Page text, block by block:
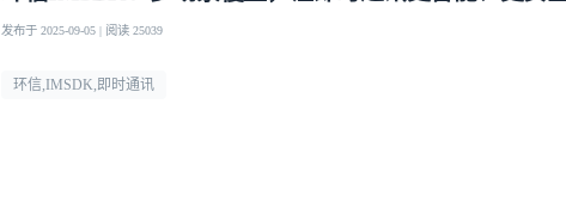
发布于 2025-09-05 | 阅读 25039
环信,IMSDK,即时通讯